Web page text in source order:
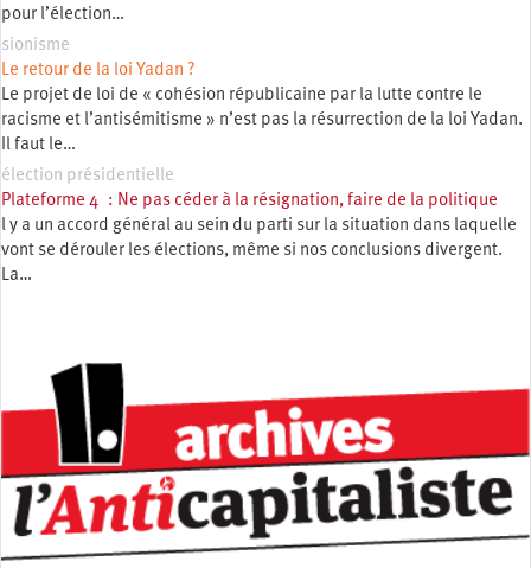
pour l’élection…
sionisme
Le retour de la loi Yadan ?
Le projet de loi de « cohésion républicaine par la lutte contre le
racisme et l’antisémitisme » n’est pas la résurrection de la loi Yadan.
Il faut le…
élection présidentielle
Plateforme 4 : Ne pas céder à la résignation, faire de la politique
l y a un accord général au sein du parti sur la situation dans laquelle
vont se dérouler les élections, même si nos conclusions divergent.
La…